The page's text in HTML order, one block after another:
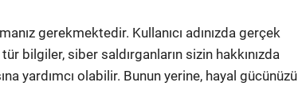
gerekmektedir. Kullanıcı adınızda gerçek
bilgiler, siber saldırganların sizin hakkınızda
yardımcı olabilir. Bunun yerine, hayal gücünüzü